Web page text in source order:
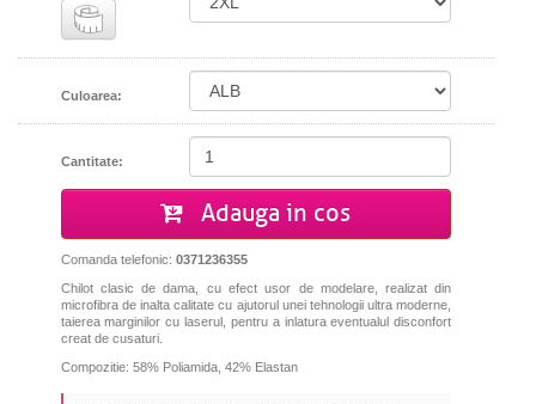
Culoarea:
Cantitate:
Adauga in cos
Comanda telefonic: 0371236355
Chilot clasic de dama, cu efect usor de modelare, realizat din
microfibra de inalta calitate cu ajutorul unei tehnologii ultra moderne,
taierea marginilor cu laserul, pentru a inlatura eventualul disconfort
creat de cusaturi.
Compozitie: 58% Poliamida, 42% Elastan